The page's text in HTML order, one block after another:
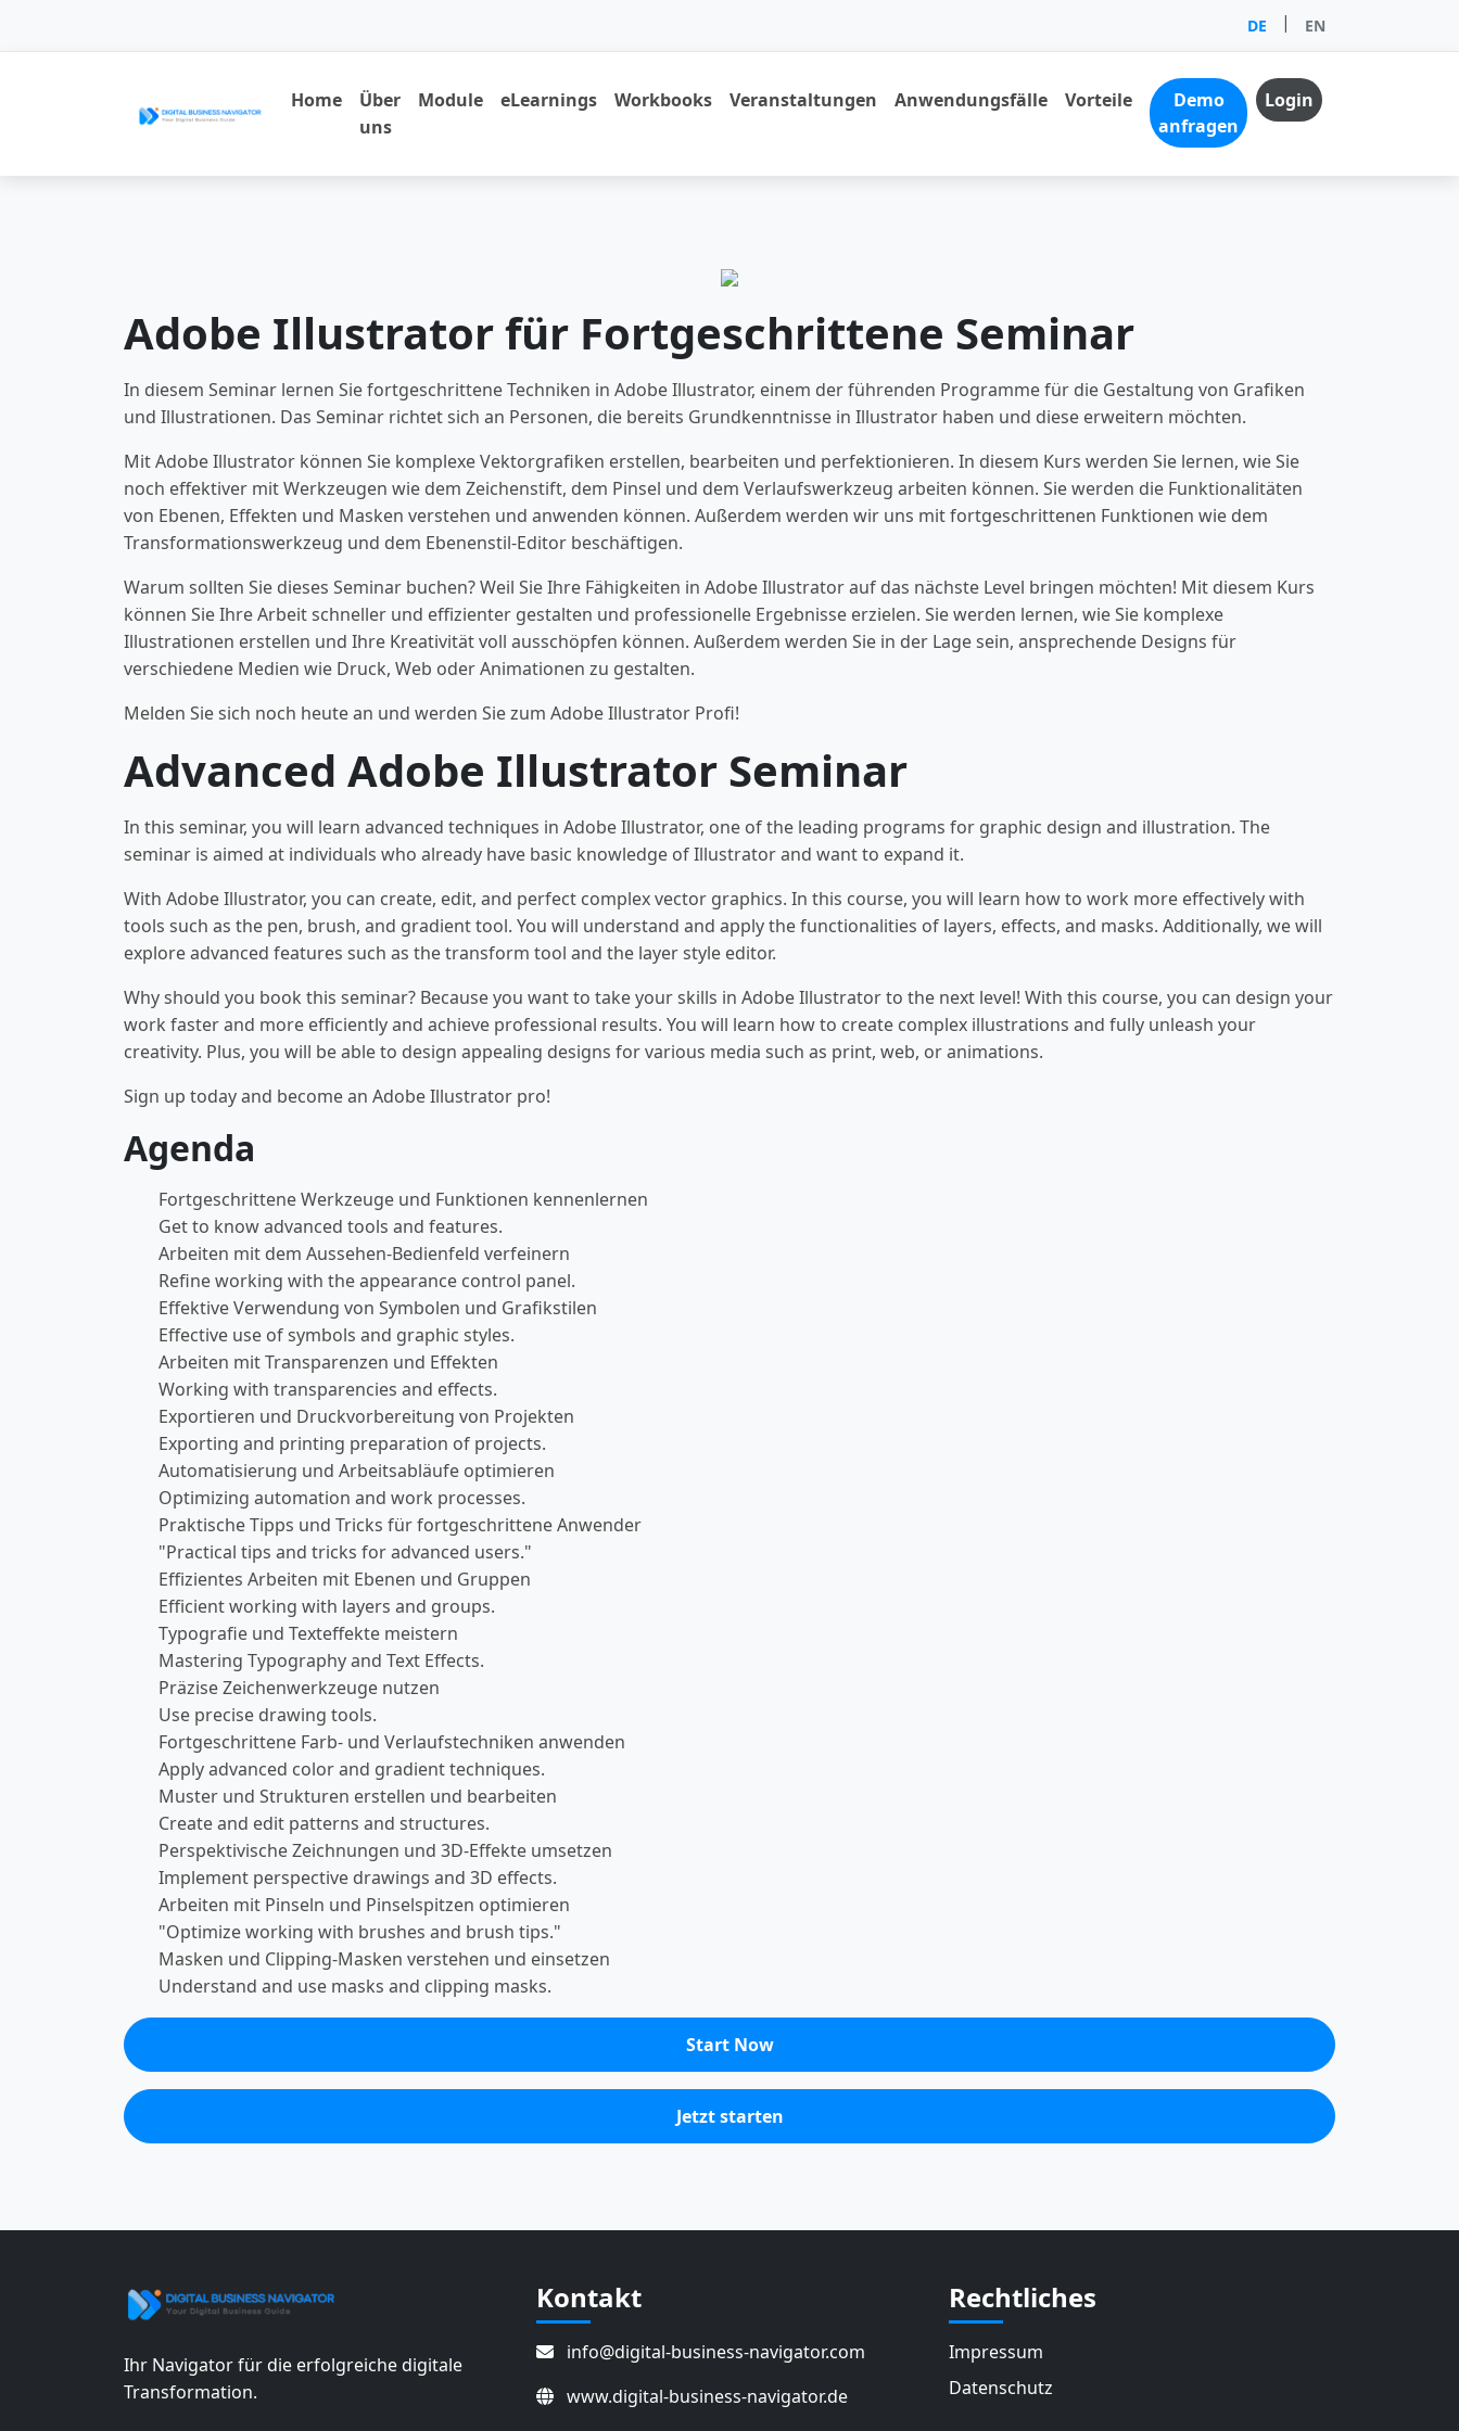
DE | EN
Home
Über
uns
Module eLearnings Workbooks Veranstaltungen Anwendungsfälle Vorteile
Demo
anfragen
Login
Adobe Illustrator für Fortgeschrittene Seminar
In diesem Seminar lernen Sie fortgeschrittene Techniken in Adobe Illustrator, einem der führenden Programme für die Gestaltung von Grafiken
und Illustrationen. Das Seminar richtet sich an Personen, die bereits Grundkenntnisse in Illustrator haben und diese erweitern möchten.
Mit Adobe Illustrator können Sie komplexe Vektorgrafiken erstellen, bearbeiten und perfektionieren. In diesem Kurs werden Sie lernen, wie Sie
noch effektiver mit Werkzeugen wie dem Zeichenstift, dem Pinsel und dem Verlaufswerkzeug arbeiten können. Sie werden die Funktionalitäten
von Ebenen, Effekten und Masken verstehen und anwenden können. Außerdem werden wir uns mit fortgeschrittenen Funktionen wie dem
Transformationswerkzeug und dem Ebenenstil-Editor beschäftigen.
Warum sollten Sie dieses Seminar buchen? Weil Sie Ihre Fähigkeiten in Adobe Illustrator auf das nächste Level bringen möchten! Mit diesem Kurs
können Sie Ihre Arbeit schneller und effizienter gestalten und professionelle Ergebnisse erzielen. Sie werden lernen, wie Sie komplexe
Illustrationen erstellen und Ihre Kreativität voll ausschöpfen können. Außerdem werden Sie in der Lage sein, ansprechende Designs für
verschiedene Medien wie Druck, Web oder Animationen zu gestalten.
Melden Sie sich noch heute an und werden Sie zum Adobe Illustrator Profi!
Advanced Adobe Illustrator Seminar
In this seminar, you will learn advanced techniques in Adobe Illustrator, one of the leading programs for graphic design and illustration. The
seminar is aimed at individuals who already have basic knowledge of Illustrator and want to expand it.
With Adobe Illustrator, you can create, edit, and perfect complex vector graphics. In this course, you will learn how to work more effectively with
tools such as the pen, brush, and gradient tool. You will understand and apply the functionalities of layers, effects, and masks. Additionally, we will
explore advanced features such as the transform tool and the layer style editor.
Why should you book this seminar? Because you want to take your skills in Adobe Illustrator to the next level! With this course, you can design your
work faster and more efficiently and achieve professional results. You will learn how to create complex illustrations and fully unleash your
creativity. Plus, you will be able to design appealing designs for various media such as print, web, or animations.
Sign up today and become an Adobe Illustrator pro!
Agenda
Fortgeschrittene Werkzeuge und Funktionen kennenlernen
Get to know advanced tools and features.
Arbeiten mit dem Aussehen-Bedienfeld verfeinern
Refine working with the appearance control panel.
Effektive Verwendung von Symbolen und Grafikstilen
Effective use of symbols and graphic styles.
Arbeiten mit Transparenzen und Effekten
Working with transparencies and effects.
Exportieren und Druckvorbereitung von Projekten
Exporting and printing preparation of projects.
Automatisierung und Arbeitsabläufe optimieren
Optimizing automation and work processes.
Praktische Tipps und Tricks für fortgeschrittene Anwender
"Practical tips and tricks for advanced users."
Effizientes Arbeiten mit Ebenen und Gruppen
Efficient working with layers and groups.
Typografie und Texteffekte meistern
Mastering Typography and Text Effects.
Präzise Zeichenwerkzeuge nutzen
Use precise drawing tools.
Fortgeschrittene Farb- und Verlaufstechniken anwenden
Apply advanced color and gradient techniques.
Muster und Strukturen erstellen und bearbeiten
Create and edit patterns and structures.
Perspektivische Zeichnungen und 3D-Effekte umsetzen
Implement perspective drawings and 3D effects.
Arbeiten mit Pinseln und Pinselspitzen optimieren
"Optimize working with brushes and brush tips."
Masken und Clipping-Masken verstehen und einsetzen
Understand and use masks and clipping masks.
Start Now
Jetzt starten
Ihr Navigator für die erfolgreiche digitale
Transformation.
Kontakt
info@digital-business-navigator.com
www.digital-business-navigator.de
Rechtliches
Impressum
Datenschutz